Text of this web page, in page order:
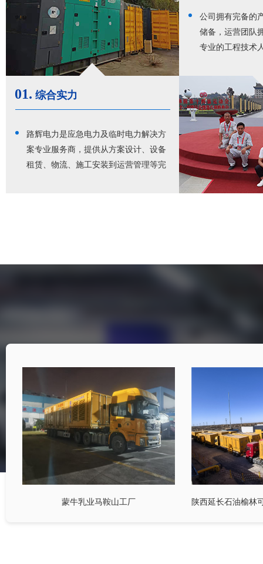
01. 综合实力
路辉电力是应急电力及临时电力解决方
案专业服务商，提供从方案设计、设备
租赁、物流、施工安装到运营管理等完
公司拥有完备的
储备，运营团队
专业的工程技术
蒙牛乳业马鞍山工厂